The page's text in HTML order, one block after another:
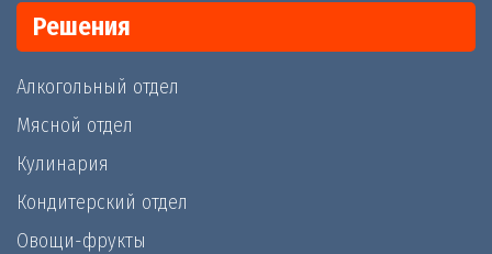
Решения
Алкогольный отдел
Мясной отдел
Кулинария
Кондитерский отдел
Овощи-фрукты